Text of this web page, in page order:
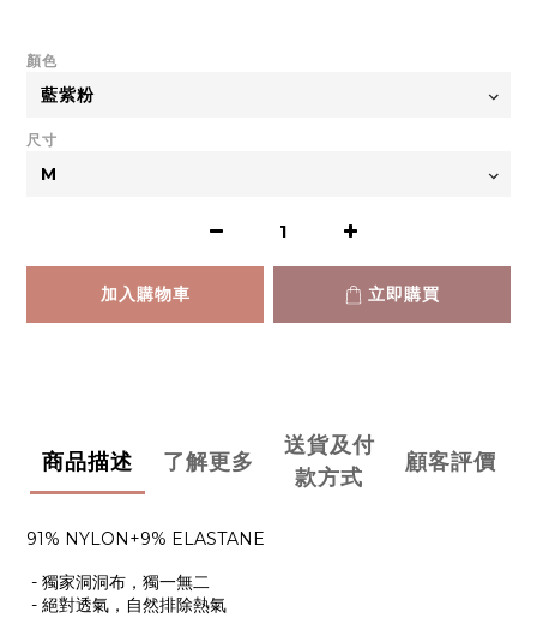
顏色
尺寸
加入購物車 立即購買
商品描述 了解更多
送貨及付
款方式
顧客評價
91% NYLON+9% ELASTANE
- 獨家洞洞布，獨一無二
- 絕對透氣，自然排除熱氣